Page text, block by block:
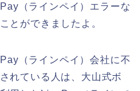
（ラインペイ）エラーな
とができましたよ。
（ラインペイ）会社に不
れている人は、大山式ボ